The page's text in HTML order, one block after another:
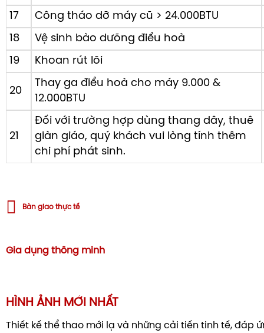
17
Công tháo dỡ máy cũ > 24.000BTU
18
Vệ sinh bào dưõng điểu hoà
19
Khoan rút lõi
20
Thay ga điểu hoà cho máy 9.000 &
12.000BTU
21
Đối với trường hợp dùng thang dây, thuê
giàn giáo, quý khách vui lòng tính thêm
chi phí phát sinh.
Bàn giao thực tế
Gia dụng thông minh
HÌNH ẢNH MỚI NHẤT
Thiết kế thể thao mới lạ và những cải tiến tinh tế, đáp